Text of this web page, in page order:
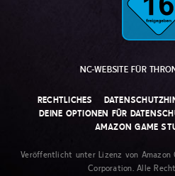
NC-WEBSITE FÜR
RECHTLICHES
DEINE OPTIONEN FÜR
AMAZON GAME
Veröffentlicht unter Lizenz von
Corporation. Alle